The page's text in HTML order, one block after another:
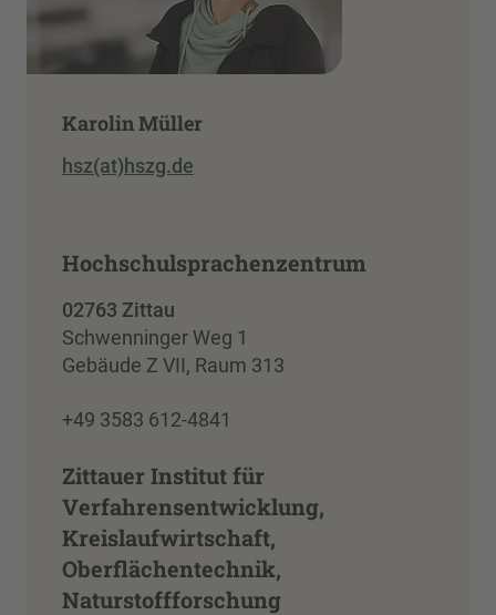
Karolin Müller
hsz(at)hszg.de
Hochschulsprachenzentrum
02763 Zittau
Schwenninger Weg 1
Gebäude Z VII, Raum 313
+49 3583 612-4841
Zittauer Institut für
Verfahrensentwicklung,
Kreislaufwirtschaft,
Oberflächentechnik,
Naturstoffforschung